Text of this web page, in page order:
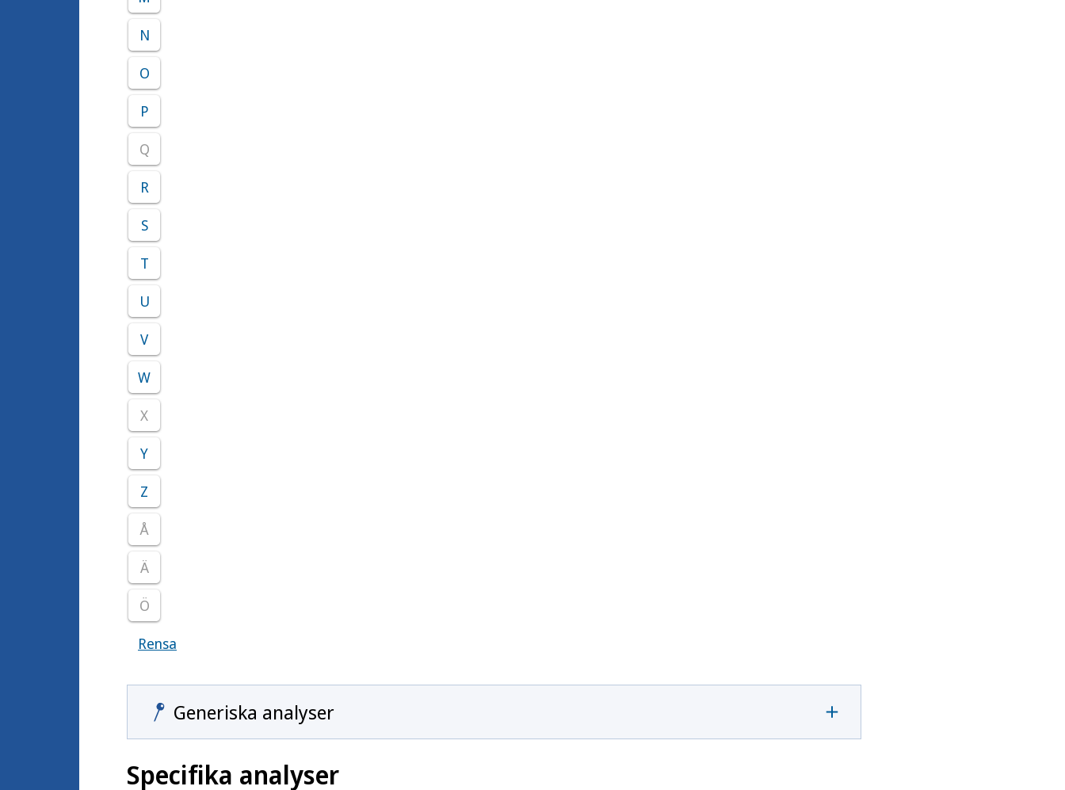
N
O
P
Q
R
S
T
U
V
W
X
Y
Z
Å
Ä
Ö
Rensa
Generiska analyser
Specifika analyser